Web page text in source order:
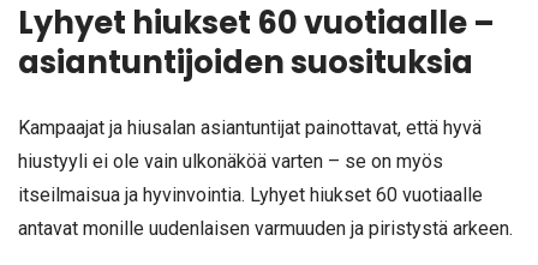
Lyhyet hiukset 60 vuotiaalle –
asiantuntijoiden suosituksia
Kampaajat ja hiusalan asiantuntijat painottavat, että hyvä
hiustyyli ei ole vain ulkonäköä varten – se on myös
itseilmaisua ja hyvinvointia. Lyhyet hiukset 60 vuotiaalle
antavat monille uudenlaisen varmuuden ja piristystä arkeen.